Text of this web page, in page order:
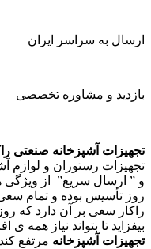
ارسال به سراسر ایران
بازدید و مشاوره تخصصی
تجهیزات آشپزخانه صنعتی
تجهیزات رستوران و لوازم
و ” ارسال سریع” از ویژگی
روز تأسیس بوده و تمام سعی
راکار سعی بر آن دارد که
بیفزاید تا بتواند نیاز همه ی
تجهیزات آشپزخانه مرتفع